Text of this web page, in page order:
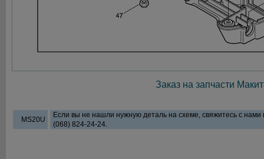
Заказ на запчасти
MS20U
Если вы не нашли нужную деталь на схеме, свяжитесь с
(068) 824-24-24.